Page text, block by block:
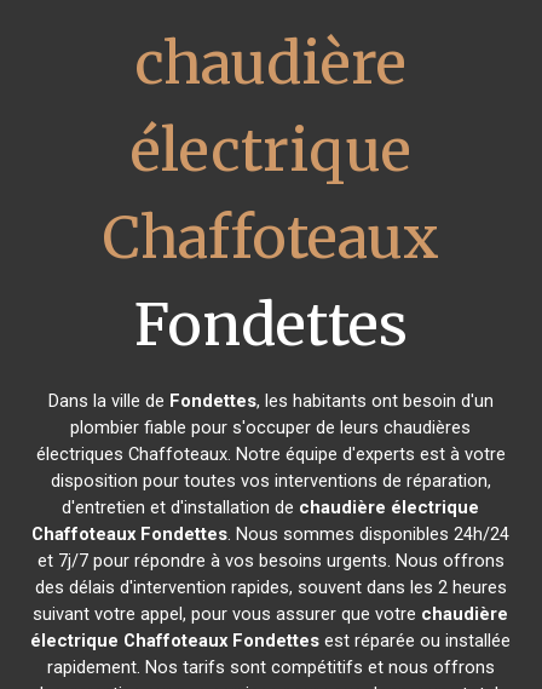
chaudière
électrique
Chaffoteaux
Fondettes
Dans la ville de Fondettes, les habitants ont besoin d'un
plombier fiable pour s'occuper de leurs chaudières
électriques Chaffoteaux. Notre équipe d'experts est à votre
disposition pour toutes vos interventions de réparation,
d'entretien et d'installation de chaudière électrique
Chaffoteaux Fondettes. Nous sommes disponibles 24h/24
et 7j/7 pour répondre à vos besoins urgents. Nous offrons
des délais d'intervention rapides, souvent dans les 2 heures
suivant votre appel, pour vous assurer que votre chaudière
électrique Chaffoteaux Fondettes est réparée ou installée
rapidement. Nos tarifs sont compétitifs et nous offrons